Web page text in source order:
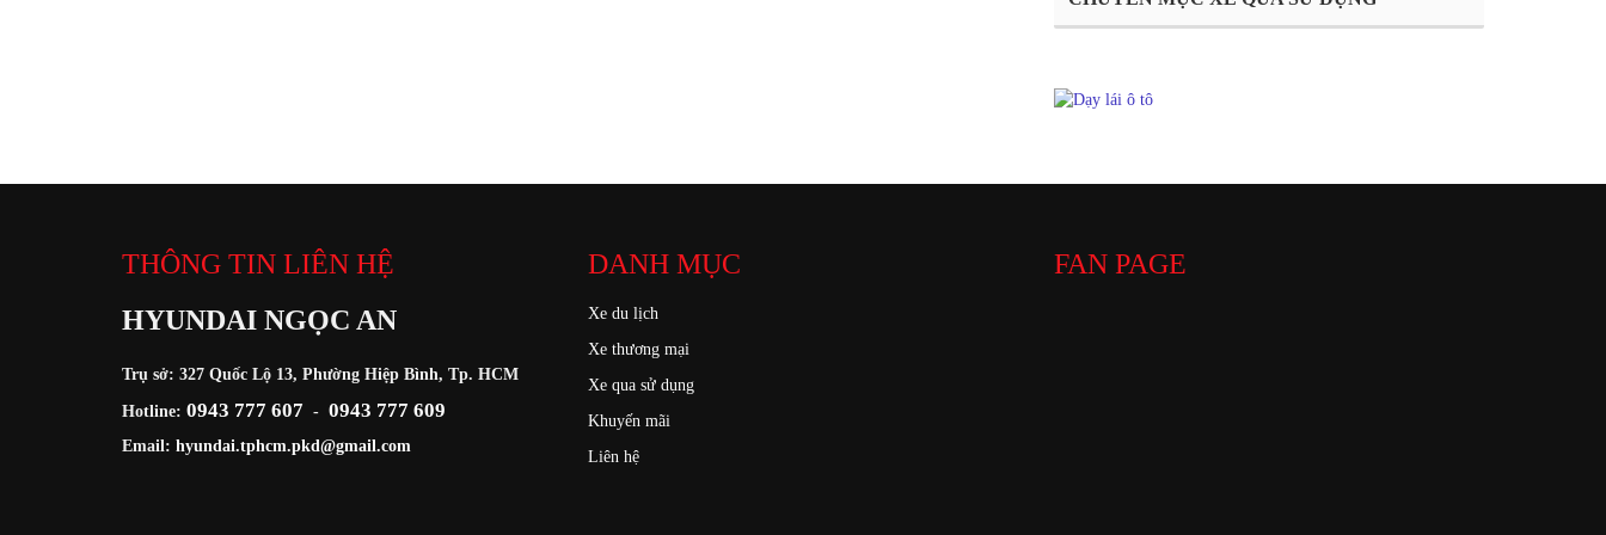
THÔNG TIN LIÊN HỆ
HYUNDAI NGỌC AN
Trụ sở: 327 Quốc Lộ 13, Phường Hiệp Bình, Tp. HCM
Hotline: 0943 777 607 - 0943 777 609
Email: hyundai.tphcm.pkd@gmail.com
DANH MỤC
Xe du lịch
Xe thương mại
Xe qua sử dụng
Khuyến mãi
Liên hệ
FAN PAGE